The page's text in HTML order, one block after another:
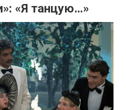
«Я танцую…»